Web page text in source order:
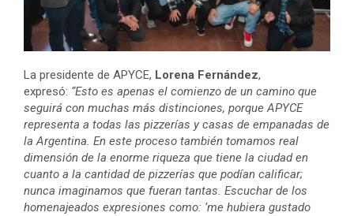
La presidente de APYCE, Lorena Fernández,
expresó: “Esto es apenas el comienzo de un camino que
seguirá con muchas más distinciones, porque APYCE
representa a todas las pizzerías y casas de empanadas de
la Argentina. En este proceso también tomamos real
dimensión de la enorme riqueza que tiene la ciudad en
cuanto a la cantidad de pizzerías que podían calificar;
nunca imaginamos que fueran tantas. Escuchar de los
homenajeados expresiones como: ‘me hubiera gustado